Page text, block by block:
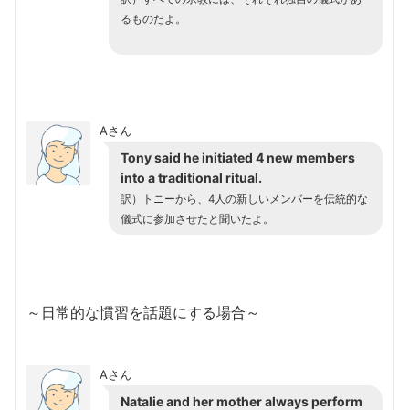
るものだよ。
Aさん
Tony said he initiated 4 new members
into a traditional ritual.
訳）トニーから、4人の新しいメンバーを伝統的な
儀式に参加させたと聞いたよ。
～日常的な慣習を話題にする場合～
Aさん
Natalie and her mother always perform